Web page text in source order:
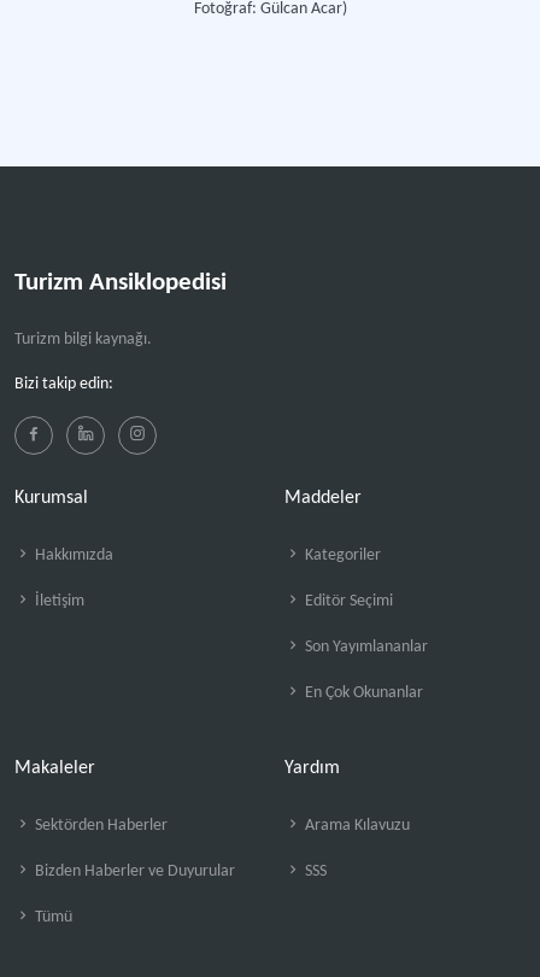
Fotoğraf: Gülcan Acar)
Turizm Ansiklopedisi
Turizm bilgi kaynağı.
Bizi takip edin:
Kurumsal
Hakkımızda
İletişim
Maddeler
Kategoriler
Editör Seçimi
Son Yayımlananlar
En Çok Okunanlar
Makaleler
Sektörden Haberler
Bizden Haberler ve Duyurular
Tümü
Yardım
Arama Kılavuzu
SSS